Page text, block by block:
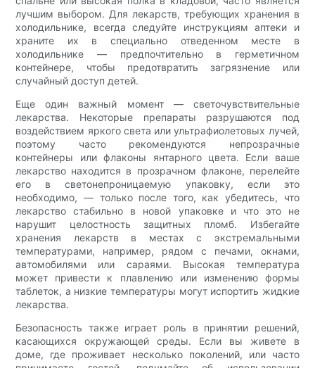
лучшим выбором. Для лекарств, требующих хранения в
холодильнике, всегда следуйте инструкциям аптеки и
храните их в специально отведенном месте в
холодильнике — предпочтительно в герметичном
контейнере, чтобы предотвратить загрязнение или
случайный доступ детей.
Еще один важный момент — светочувствительные
лекарства. Некоторые препараты разрушаются под
воздействием яркого света или ультрафиолетовых лучей,
поэтому часто рекомендуются непрозрачные
контейнеры или флаконы янтарного цвета. Если ваше
лекарство находится в прозрачном флаконе, перелейте
его в светонепроницаемую упаковку, если это
необходимо, — только после того, как убедитесь, что
лекарство стабильно в новой упаковке и что это не
нарушит целостность защитных пломб. Избегайте
хранения лекарств в местах с экстремальными
температурами, например, рядом с печами, окнами,
автомобилями или сараями. Высокая температура
может привести к плавлению или изменению формы
таблеток, а низкие температуры могут испортить жидкие
лекарства.
Безопасность также играет роль в принятии решений,
касающихся окружающей среды. Если вы живете в
доме, где проживает несколько поколений, или часто